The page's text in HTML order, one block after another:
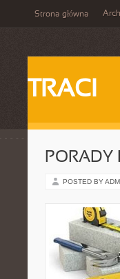
Strona główna
TRACI
POSTED BY